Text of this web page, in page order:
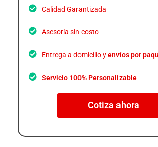
Calidad Garantizada
Asesoría sin costo
Entrega a domicilio yenvíos por
Servicio 100% Personalizable
Cotiza ahora